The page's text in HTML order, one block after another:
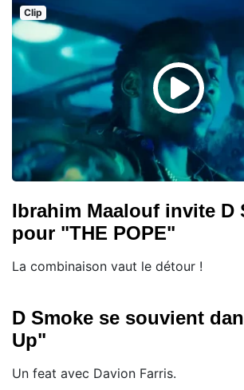
Clip
Ibrahim Maalouf invite D
pour "THE POPE"
La combinaison vaut le détour !
D Smoke se souvient
Up"
Un feat avec Davion Farris.